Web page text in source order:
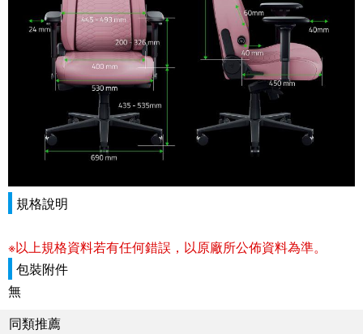
規格說明
※以上規格資料若有任何錯誤，以原廠所公佈資料為準。
包裝附件
無
同類推薦